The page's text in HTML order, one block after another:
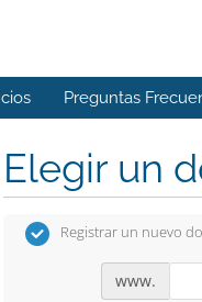
Preguntas
Elegir un
Registrar un nuevo
www.